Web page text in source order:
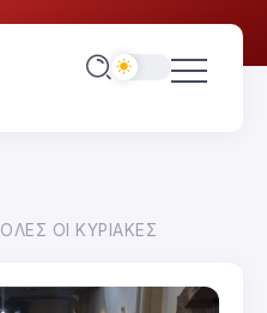
ΟΛΕΣ ΟΙ ΚΥΡΙΑΚΕΣ